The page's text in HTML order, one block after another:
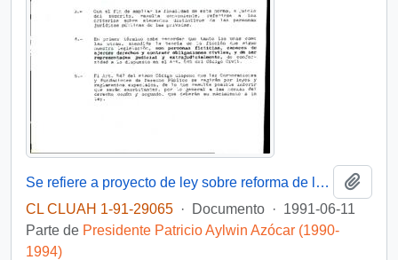
Se refiere a proyecto de ley sobre reforma de la Constitución Política del Estado
CL CLUAH 1-91-29065 · Documento · 1991-06-11
Parte de Presidente Patricio Aylwin Azócar (1990-
1994)